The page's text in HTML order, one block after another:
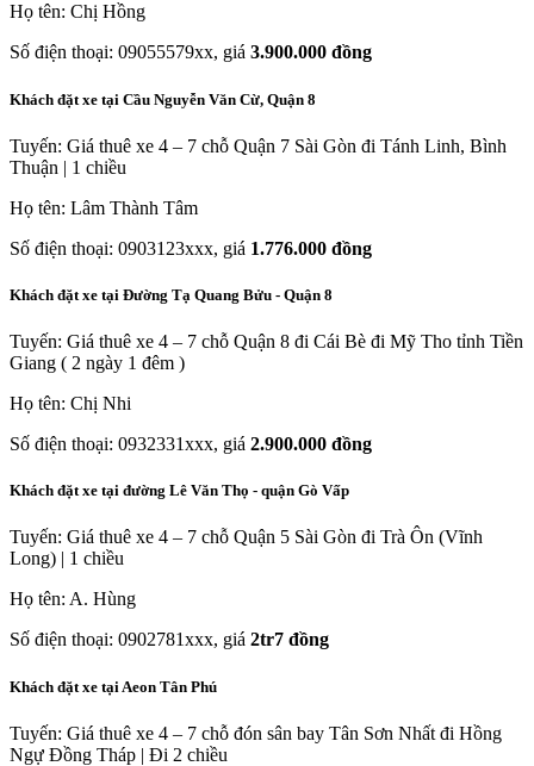
Họ tên: Chị Hồng
Số điện thoại: 09055579xx, giá 3.900.000 đồng
Khách đặt xe tại Cầu Nguyễn Văn Cừ, Quận 8
Tuyến: Giá thuê xe 4 – 7 chỗ Quận 7 Sài Gòn đi Tánh Linh, Bình
Thuận | 1 chiều
Họ tên: Lâm Thành Tâm
Số điện thoại: 0903123xxx, giá 1.776.000 đồng
Khách đặt xe tại Đường Tạ Quang Bửu - Quận 8
Tuyến: Giá thuê xe 4 – 7 chỗ Quận 8 đi Cái Bè đi Mỹ Tho tỉnh Tiền
Giang ( 2 ngày 1 đêm )
Họ tên: Chị Nhi
Số điện thoại: 0932331xxx, giá 2.900.000 đồng
Khách đặt xe tại đường Lê Văn Thọ - quận Gò Vấp
Tuyến: Giá thuê xe 4 – 7 chỗ Quận 5 Sài Gòn đi Trà Ôn (Vĩnh
Long) | 1 chiều
Họ tên: A. Hùng
Số điện thoại: 0902781xxx, giá 2tr7 đồng
Khách đặt xe tại Aeon Tân Phú
Tuyến: Giá thuê xe 4 – 7 chỗ đón sân bay Tân Sơn Nhất đi Hồng
Ngự Đồng Tháp | Đi 2 chiều